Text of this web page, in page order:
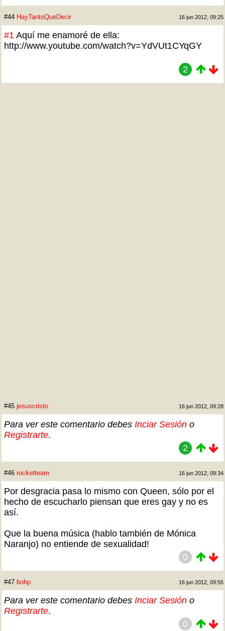
#44 HayTantoQueDecir 16 jun 2012, 09:25
#1 Aquí me enamoré de ella:
http://www.youtube.com/watch?v=YdVUt1CYqGY
2
#45 jesuscristo 16 jun 2012, 09:28
Para ver este comentario debes Inciar Sesión o
Registrarte.
2
#46 rocketteam 16 jun 2012, 09:34
Por desgracia pasa lo mismo con Queen, sólo por el
hecho de escucharlo piensan que eres gay y no es
así.
Que la buena música (hablo también de Mónica
Naranjo) no entiende de sexualidad!
0
#47 bohp 16 jun 2012, 09:55
Para ver este comentario debes Inciar Sesión o
Registrarte.
0